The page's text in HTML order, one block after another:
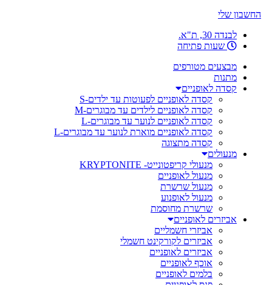
החשבון שלי
לבנדה 30, ת"א.
שעות פתיחה
מבצעים מטורפים
מתנות
קסדה לאופניים
קסדה לאופניים לפעוטות עד ילדים-S
קסדה לאופניים לילדים עד מבוגרים-M
קסדה לאופניים לנוער עד מבוגרים-L
קסדה לאופניים מוארת לנוער עד מבוגרים-L
קסדה מתצוגה
מנעולים
מנעולי קריפטונייט- KRYPTONITE
מנעול לאופניים
מנעול שרשרת
מנעול לאופנוע
שרשרת מחוסמת
אביזרים לאופניים
אביזרי חשמליים
אביזרים לקורקינט חשמלי
אביזרים לאופניים
אוכף לאופניים
בלמים לאופניים